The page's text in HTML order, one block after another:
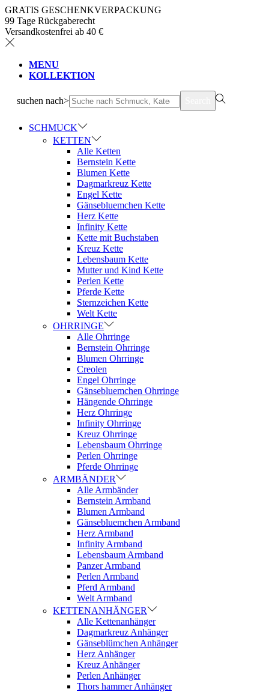
GRATIS GESCHENKVERPACKUNG
99 Tage Rückgaberecht
Versandkostenfrei ab 40 €
MENU
KOLLEKTION
suchen nach>
SCHMUCK
KETTEN
Alle Ketten
Bernstein Kette
Blumen Kette
Dagmarkreuz Kette
Engel Kette
Gänsebluemchen Kette
Herz Kette
Infinity Kette
Kette mit Buchstaben
Kreuz Kette
Lebensbaum Kette
Mutter und Kind Kette
Perlen Kette
Pferde Kette
Sternzeichen Kette
Welt Kette
OHRRINGE
Alle Ohrringe
Bernstein Ohrringe
Blumen Ohrringe
Creolen
Engel Ohrringe
Gänsebluemchen Ohrringe
Hängende Ohrringe
Herz Ohrringe
Infinity Ohrringe
Kreuz Ohrringe
Lebensbaum Ohrringe
Perlen Ohrringe
Pferde Ohrringe
ARMBÄNDER
Alle Armbänder
Bernstein Armband
Blumen Armband
Gänsebluemchen Armband
Herz Armband
Infinity Armband
Lebensbaum Armband
Panzer Armband
Perlen Armband
Pferd Armband
Welt Armband
KETTENANHÄNGER
Alle Kettenanhänger
Dagmarkreuz Anhänger
Gänseblümchen Anhänger
Herz Anhänger
Kreuz Anhänger
Perlen Anhänger
Thors hammer Anhänger